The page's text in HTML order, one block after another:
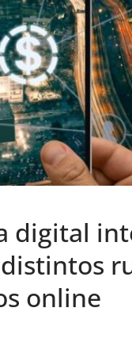
digital
online